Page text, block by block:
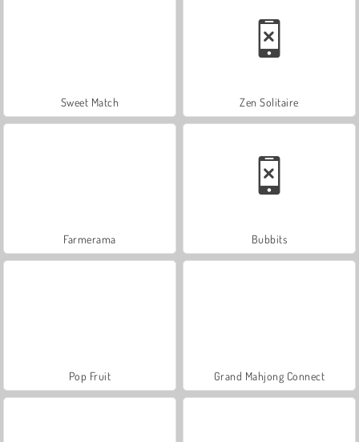
Sweet Match Zen Solitaire
Farmerama Bubbits
Pop Fruit Grand Mahjong Connect